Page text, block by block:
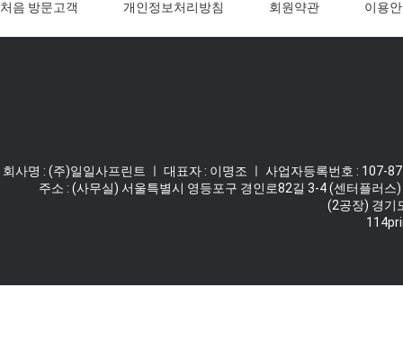
처음 방문고객 개인정보처리방침 회원약관 이용
회사명 : (주)일일사프린트 ㅣ 대표자 : 이명조 ㅣ 사업자등록번호 :
주소 : (사무실) 서울특별시 영등포구 경인로82길 3-4 (센터플러
(2공장) 경기